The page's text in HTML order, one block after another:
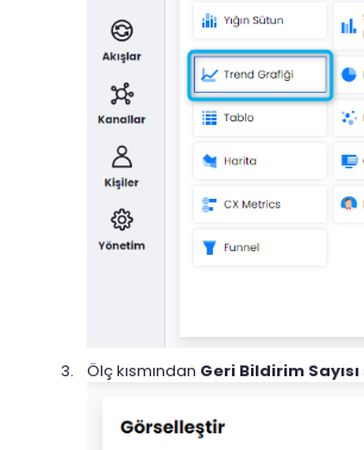
Ölç kısmından Geri Bildirim Sayısı